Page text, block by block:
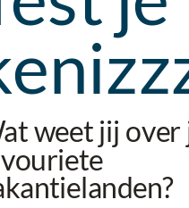
weet jij over